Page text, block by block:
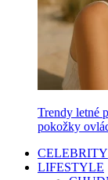
Trendy letné
pokožky
CELEBRITY
LIFESTYLE